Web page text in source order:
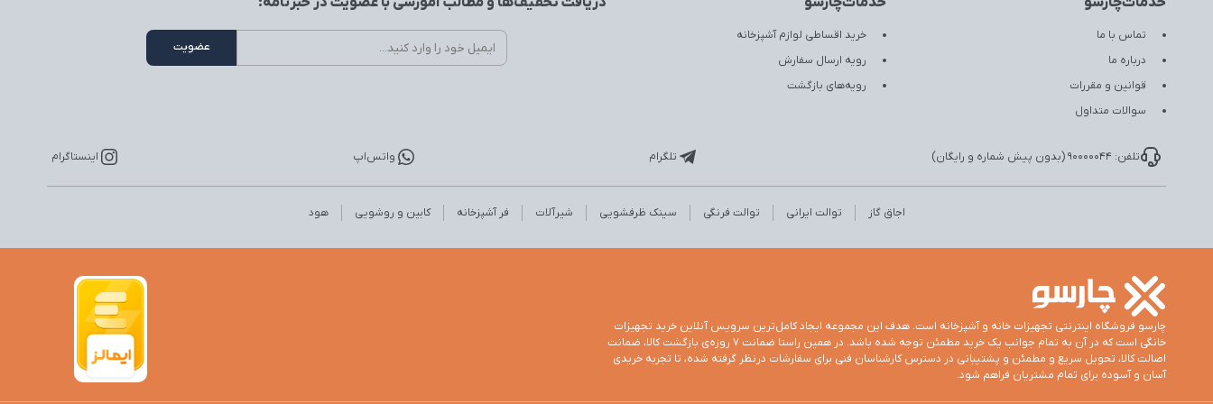
تماس با ما
درباره ما
قوانین و مقررات
سوالات متداول
خرید اقساطی لوازم آشپزخانه
رویه ارسال سفارش
رویه‌های بازگشت
تلفن: 90000044 (بدون پیش شماره و رایگان) تلگرام واتس‌اپ اینستاگرام
اجاق گاز توالت ایرانی توالت فرنگی سینک ظرفشویی شیرآلات فر آشپزخانه کابین و روشویی هود
چارسو فروشگاه اینترنتی تجهیزات خانه و آشپزخانه است. هدف این مجموعه ایجاد کامل‌ترین سرویس آنلاین خرید تجهیزات
خانگی است که در آن به تمام جوانب یک خرید مطمئن توجه شده باشد. در همین راستا ضمانت 7 روزه‌ی بازگشت کالا، ضمانت
اصالت کالا، تحویل سریع و مطمئن و پشتیبانی در دسترس کارشناسان فنی برای سفارشات درنظر گرفته شده، تا تجربه خریدی
آسان و آسوده برای تمام مشتریان فراهم شود.